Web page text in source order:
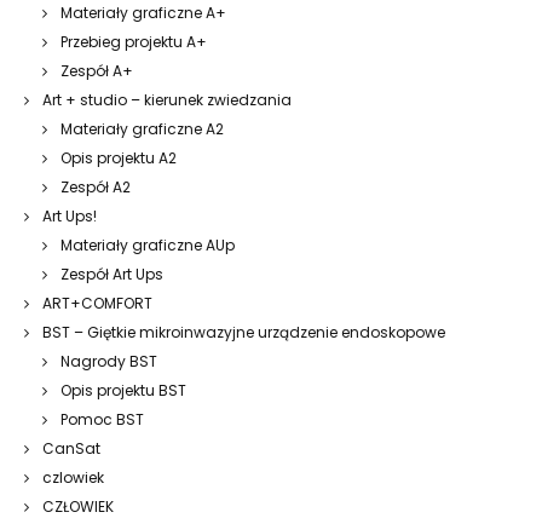
Materiały graficzne A+
Przebieg projektu A+
Zespół A+
Art + studio – kierunek zwiedzania
Materiały graficzne A2
Opis projektu A2
Zespół A2
Art Ups!
Materiały graficzne AUp
Zespół Art Ups
ART+COMFORT
BST – Giętkie mikroinwazyjne urządzenie endoskopowe
Nagrody BST
Opis projektu BST
Pomoc BST
CanSat
czlowiek
CZŁOWIEK